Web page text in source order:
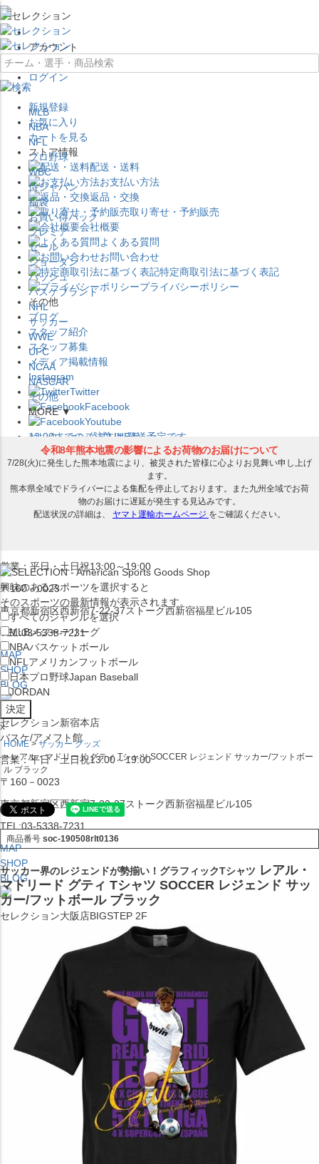
×
アカウント
ログイン
新規登録
お気に入り
カートを見る
ストア情報
配送・送料
お支払い方法
返品・交換
取り寄せ・予約販売
会社概要
よくある質問
お問い合わせ
特定商取引法に基づく表記
プライバシーポリシー
その他
ブログ
スタッフ紹介
スタッフ募集
メディア掲載情報
Instagram
Twitter
Facebook
Youtube
セレクション公式LINE@
営業：平日・土日祝13:00～19:00
〒160－0023
東京都新宿区西新宿7-22-37ストーク西新宿福星ビル105
TEL:03-5338-7231
MAP
SHOP
BLOG
セレクション新宿本店
バスケ/アメフト館
営業：平日・土日祝13:00～19:00
〒160－0023
東京都新宿区西新宿7-22-37ストーク西新宿福星ビル105
TEL:03-5338-7231
MAP
SHOP
BLOG
セレクション大阪店BIGSTEP 2F
営業：平日・土日祝12:00～19:00
大阪府大阪市中央区西心斎橋1丁目6番14号
TEL:06-4708-3300
MAP
SHOP
営業：土・日・祝日のみ 12:00-18:00
MLB
NBA
NFL
プロ野球
WBC
侍ジャパン
福袋
お買い得パック
プレミア
セール
ジョーダン
バッシュ
バスケブランド
NHL
サッカー
WWE
UFC
NCAA
NASCAR
その他
MORE ▼
12:00までのご注文は発送予定です。
在庫品は 1-3営業日内で発送!! ※お取寄せ商品は対象外
興味のあるスポーツを選択すると
そのスポーツの最新情報が表示されます。
すべてのジャンルを選択
MLBメジャーリーグ
NBAバスケットボール
NFL アメリカンフットボール
日本プロ野球Japan Baseball
JORDAN
x
HOME
サッカー グッズ
レアル・マドリード グティ Tシャツ SOCCER レジェンド サッカー/フットボー
ル ブラック
商品番号 soc-190508rlt0136
サッカー界のレジェンドが勢揃い！グラフィックTシャツ レアル・
マドリード グティ Tシャツ SOCCER レジェンド サッ
カー/フットボール ブラック